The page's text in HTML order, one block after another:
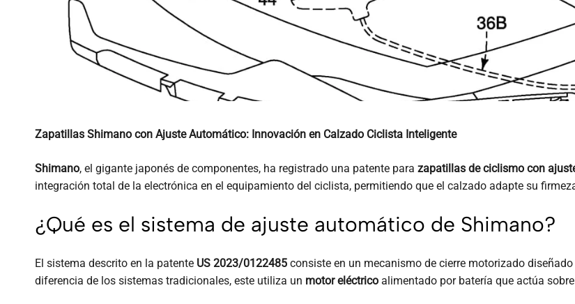
Zapatillas Shimano con Ajuste Automático: Innovación en Calzado Ciclista Inteligente
Shimano, el gigante japonés de componentes, ha registrado una patente para zapatillas de ciclismo con
integración total de la electrónica en el equipamiento del ciclista, permitiendo que el calzado adapte su
¿Qué es el sistema de ajuste automático de Shimano?
El sistema descrito en la patente US 2023/0122485 consiste en un mecanismo de cierre motorizado
diferencia de los sistemas tradicionales, este utiliza un motor eléctrico alimentado por batería que actúa